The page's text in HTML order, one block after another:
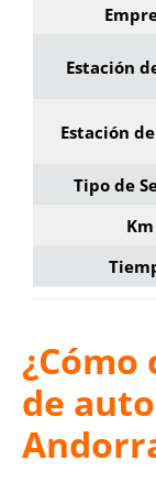
Estación
Estación
Tipo de
Km
de